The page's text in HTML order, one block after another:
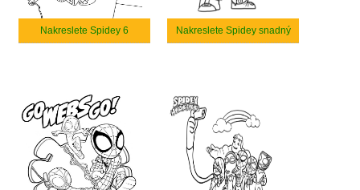
Nakreslete Spidey 6 Nakreslete Spidey snadný